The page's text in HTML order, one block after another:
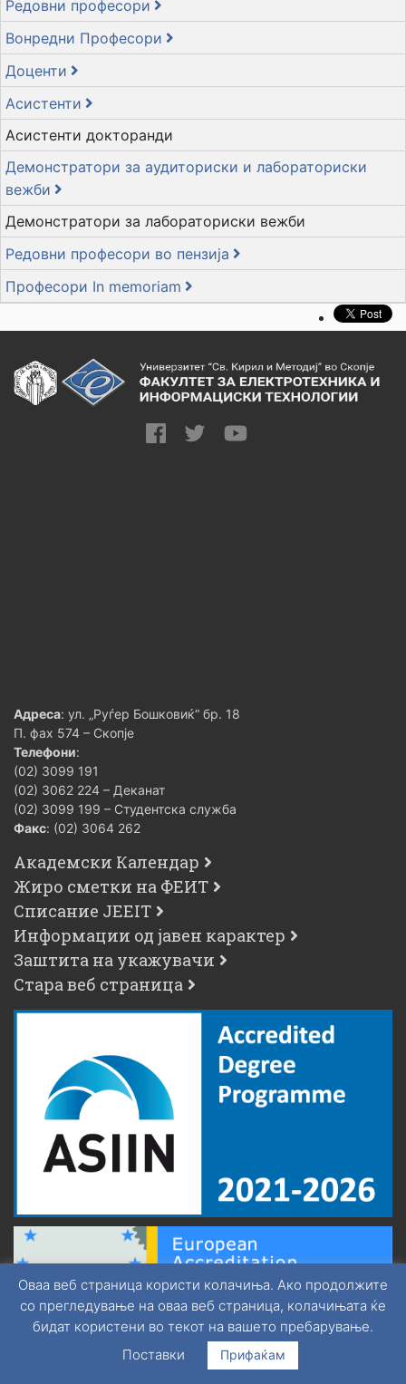
Редовни професори
Вонредни Професори
Доценти
Асистенти
Асистенти докторанди
Демонстратори за аудиториски и лабораториски
вежби
Демонстратори за лабораториски вежби
Редовни професори во пензија
Професори In memoriam
Адреса: ул. „Руѓер Бошковиќ“ бр. 18
П. фах 574 – Скопје
Телефони:
(02) 3099 191
(02) 3062 224 – Деканат
(02) 3099 199 – Студентска служба
Факс: (02) 3064 262
Академски Календар
Жиро сметки на ФЕИТ
Списание JEEIT
Информации од јавен карактер
Заштита на укажувачи
Стара веб страница
Оваа веб страница користи колачиња. Ако продолжите
со прегледување на оваа веб страница, колачињата ќе
бидат користени во текот на вашето пребарување.
Поставки
Прифаќам